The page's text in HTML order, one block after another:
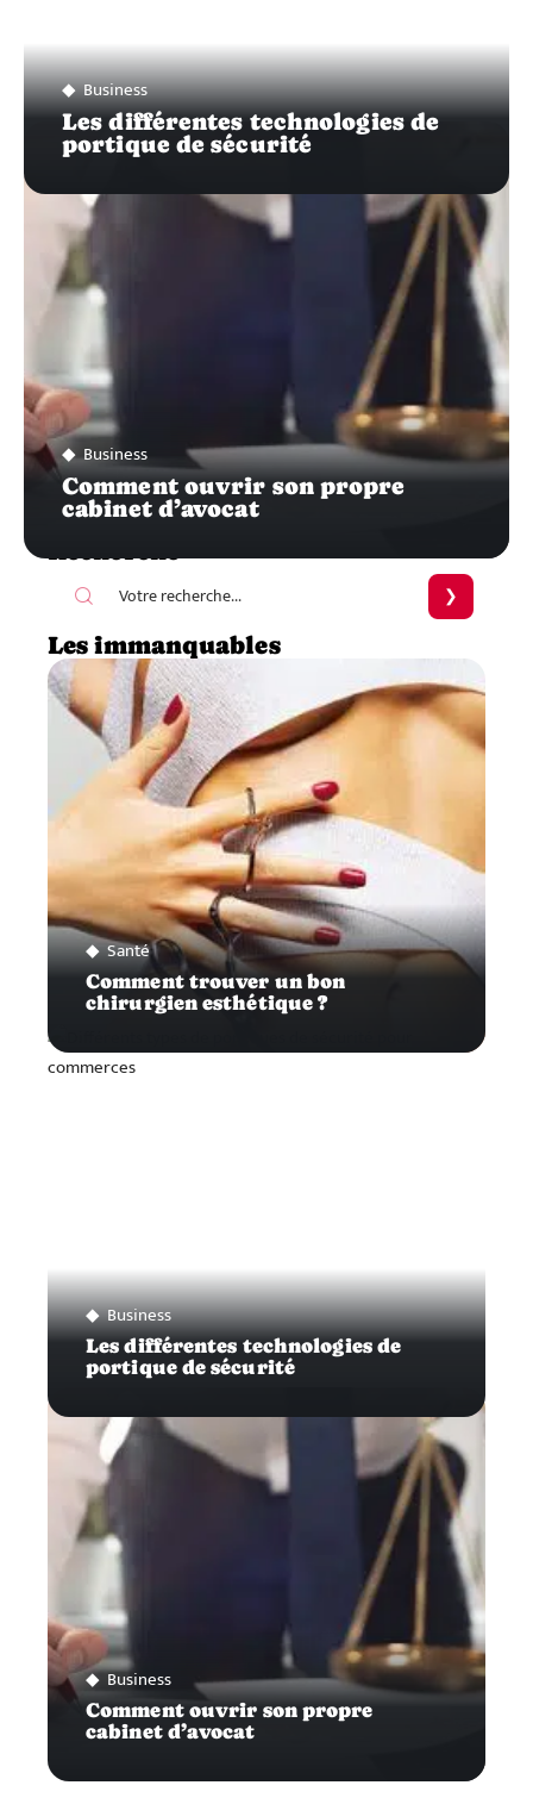
Business
Les différentes technologies de
portique de sécurité
Business
Comment ouvrir son propre
cabinet d’avocat
Les immanquables
Santé
Comment trouver un bon
chirurgien esthétique ?
Business
Les différentes technologies de
portique de sécurité
Business
Comment ouvrir son propre
cabinet d’avocat